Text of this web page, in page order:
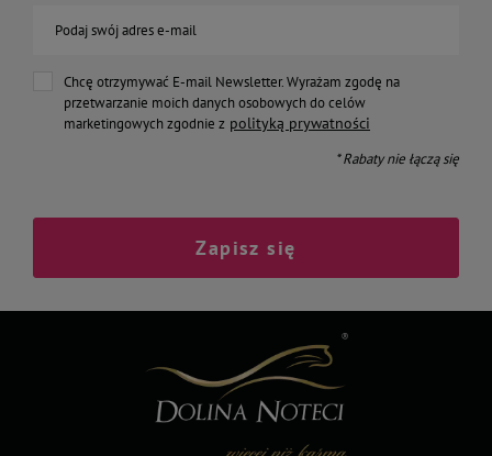
Podaj swój adres e-mail
Chcę otrzymywać E-mail Newsletter. Wyrażam zgodę na
przetwarzanie moich danych osobowych do celów
marketingowych zgodnie z polityką prywatności
* Rabaty nie łączą się
Zapisz się